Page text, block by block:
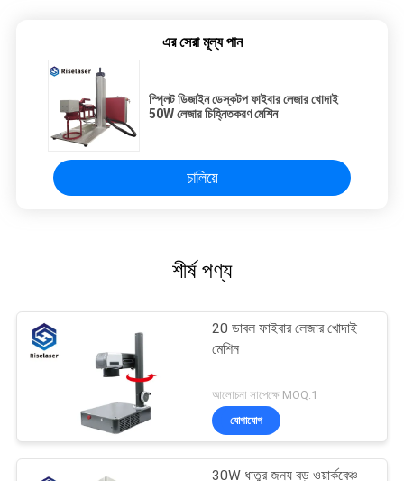
এর সেরা মূল্য পান
স্প্লিট ডিজাইন ডেস্কটপ ফাইবার লেজার খোদাই
50W লেজার চিহ্নিতকরণ মেশিন
চালিয়ে
শীর্ষ পণ্য
20 ডাবল ফাইবার লেজার খোদাই
মেশিন
আলোচনা সাপেক্ষে MOQ:1
যোগাযোগ
30W ধাতুর জন্য বড় ওয়ার্কবেঞ্চ